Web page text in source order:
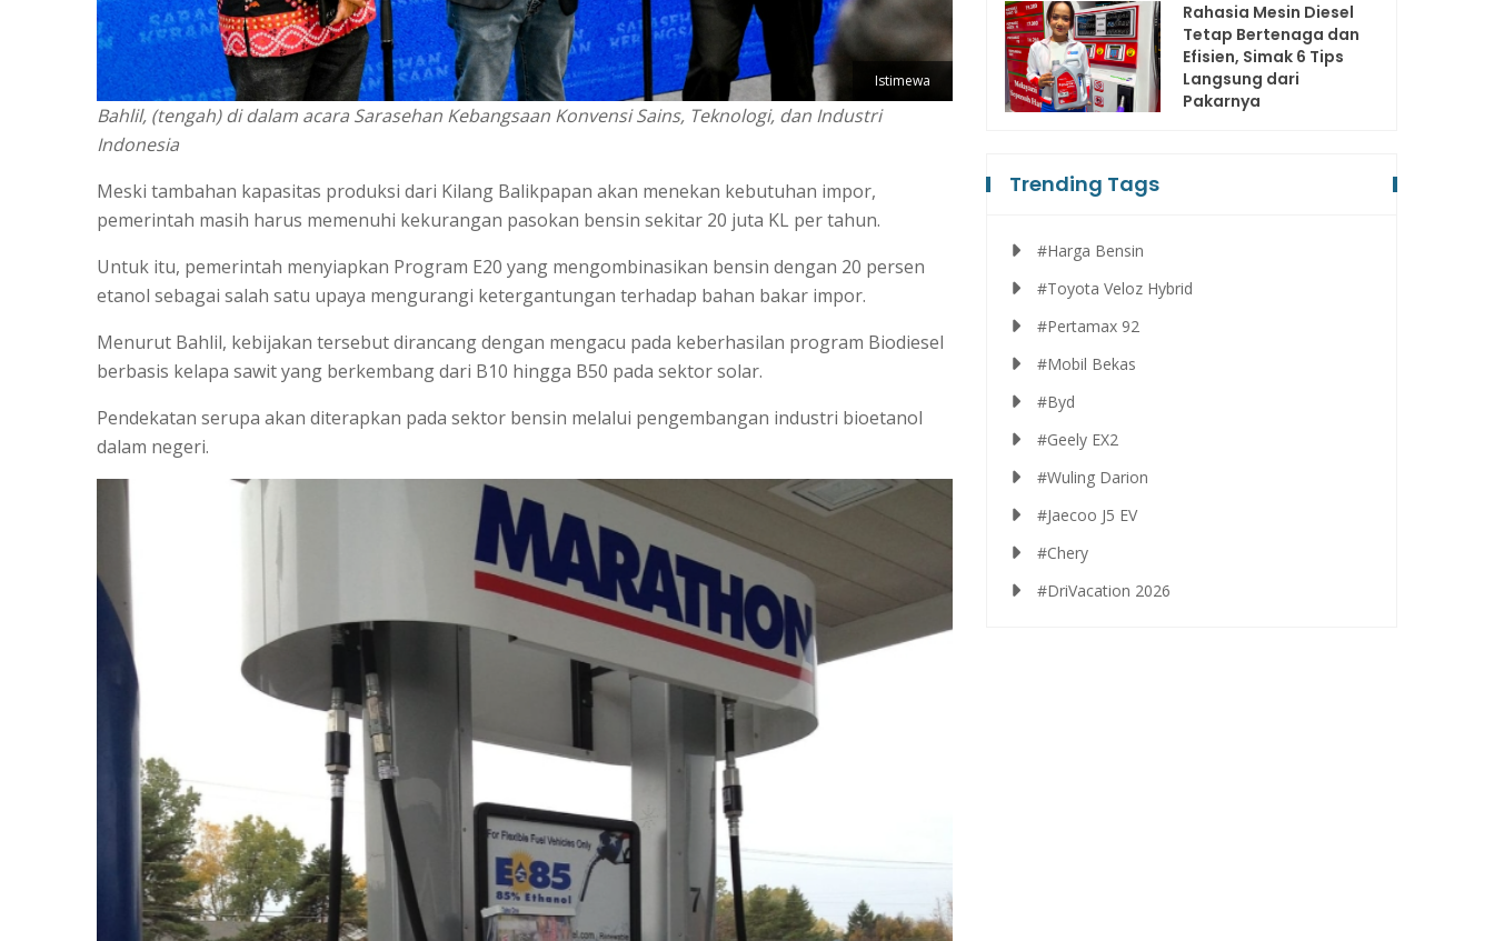
Istimewa
Bahlil, (tengah) di dalam acara Sarasehan Kebangsaan Konvensi Sains, Teknologi, dan Industri
Indonesia
Meski tambahan kapasitas produksi dari Kilang Balikpapan akan menekan kebutuhan impor,
pemerintah masih harus memenuhi kekurangan pasokan bensin sekitar 20 juta KL per tahun.
Untuk itu, pemerintah menyiapkan Program E20 yang mengombinasikan bensin dengan 20 persen
etanol sebagai salah satu upaya mengurangi ketergantungan terhadap bahan bakar impor.
Menurut Bahlil, kebijakan tersebut dirancang dengan mengacu pada keberhasilan program Biodiesel
berbasis kelapa sawit yang berkembang dari B10 hingga B50 pada sektor solar.
Pendekatan serupa akan diterapkan pada sektor bensin melalui pengembangan industri bioetanol
dalam negeri.
Rahasia Mesin Diesel
Tetap Bertenaga dan
Efisien, Simak 6 Tips
Langsung dari
Pakarnya
Trending Tags
#Harga Bensin
#Toyota Veloz Hybrid
#Pertamax 92
#Mobil Bekas
#Byd
#Geely EX2
#Wuling Darion
#Jaecoo J5 EV
#Chery
#DriVacation 2026